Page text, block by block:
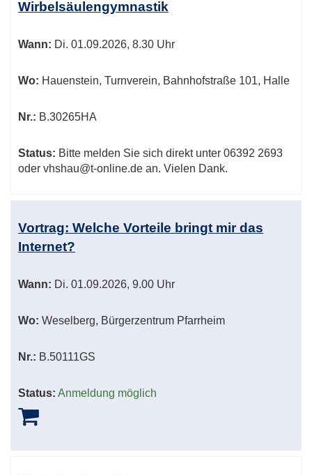
Wirbelsäulengymnastik
Wann: Di. 01.09.2026, 8.30 Uhr
Wo: Hauenstein, Turnverein, Bahnhofstraße 101, Halle
Nr.: B.30265HA
Status: Bitte melden Sie sich direkt unter 06392 2693
oder vhshau@t-online.de an. Vielen Dank.
Vortrag: Welche Vorteile bringt mir das
Internet?
Wann: Di. 01.09.2026, 9.00 Uhr
Wo: Weselberg, Bürgerzentrum Pfarrheim
Nr.: B.50111GS
Status: Anmeldung möglich